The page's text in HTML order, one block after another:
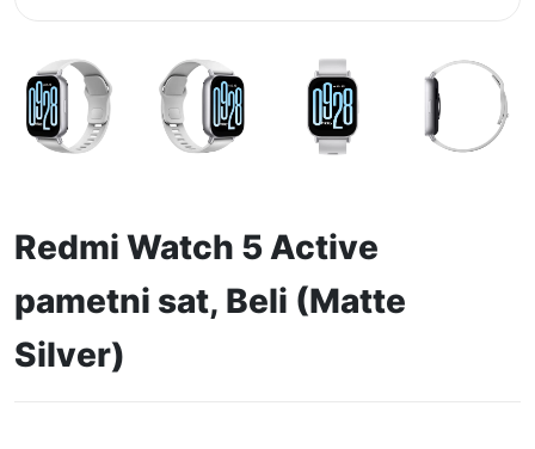
Redmi Watch 5 Active
pametni sat, Beli (Matte
Silver)